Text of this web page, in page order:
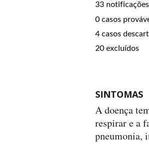
33 notificações
0 casos
4 casos
20 excluídos
SINTOMAS
A doença
respirar e a
pneumonia,